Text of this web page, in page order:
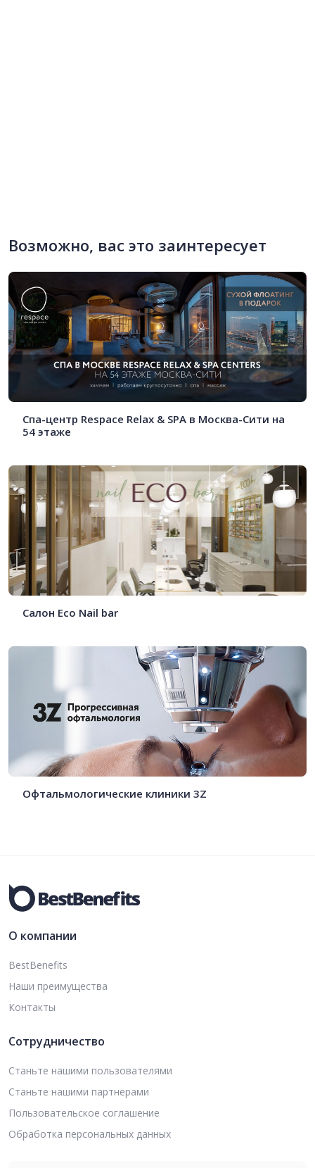
Возможно, вас это заинтересует
Спа-центр Respace Relax & SPA в Москва-Сити на
54 этаже
Салон Eco Nail bar
Офтальмологические клиники 3Z
О компании
BestBenefits
Наши преимущества
Контакты
Сотрудничество
Станьте нашими пользователями
Станьте нашими партнерами
Пользовательское соглашение
Обработка персональных данных